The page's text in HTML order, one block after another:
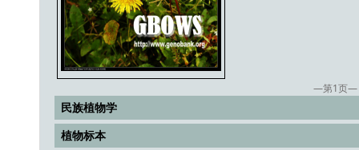
—第1页—
民族植物学
植物标本